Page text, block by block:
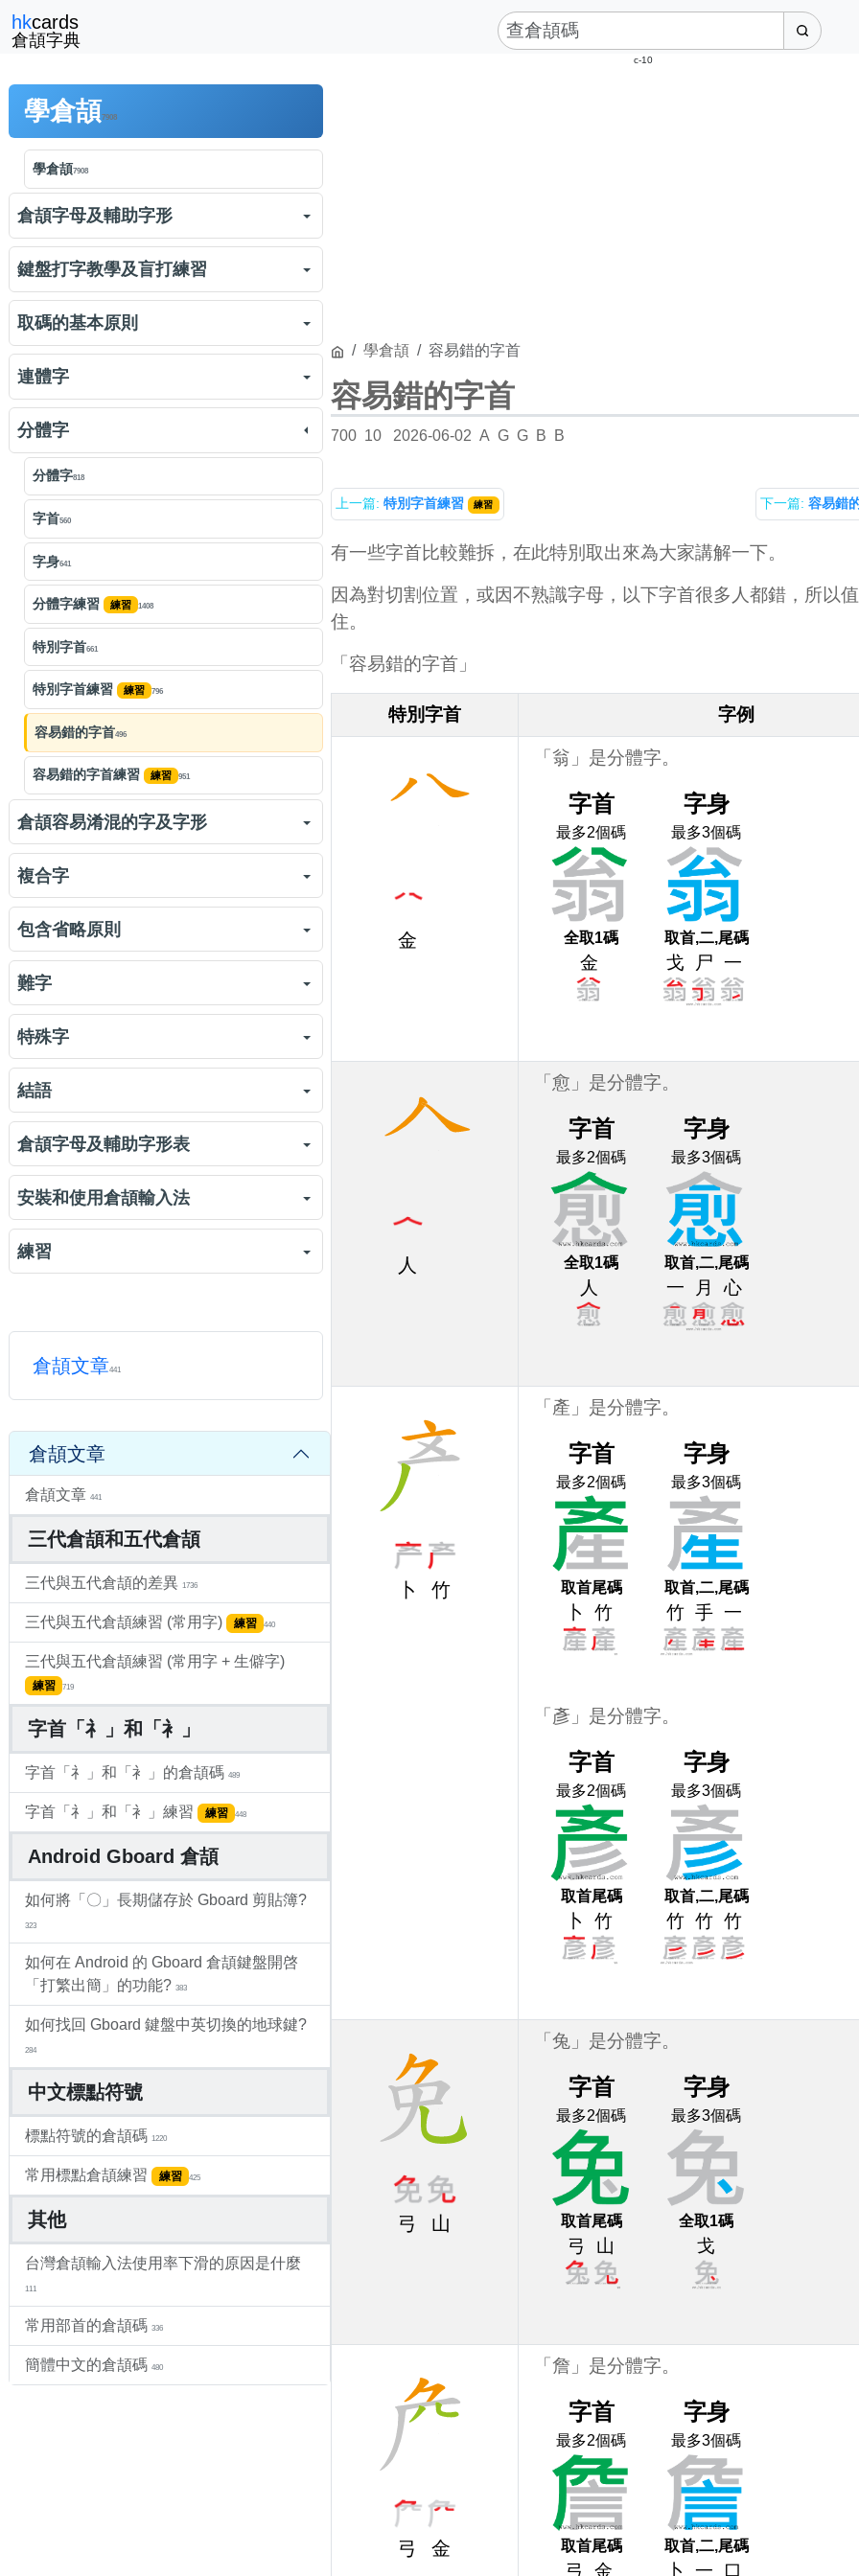
hkcards
倉頡字典
學倉頡7908
學倉頡7908
倉頡字母及輔助字形
倉頡字母及輔助字形3575
倉頡對字的切割
倉頡字母「日月金木水火土」2682
倉頡練習：日月金木水火土
倉頡字母「竹戈十大中一弓」
倉頡練習：竹戈十大中一弓
倉頡字母「人心手口」
倉頡練習：人心手口
倉頡字母「尸廿山女田卜」
倉頡練習：尸廿山女田卜
倉頡「難」鍵966
輸入倉頡字母所代表的字
倉頡字母及輔助字形練習
鍵盤打字教學及盲打練習
鍵盤打字教學1688
倉頡盲打練習 練習
取碼的基本原則
倉頡取碼的基本原則
倉頡初階練習 練習
連體字
連體字
連體字練習
倉頡輔助字形的倉頡碼
分體字
分體字818
字首560
字身641
分體字練習 練習 1408
特別字首661
特別字首練習 練習 796
容易錯的字首496
容易錯的字首練習 練習 951
倉頡容易淆混的字及字形
倉頡字形 vs 香港小學字形
倉頡裏一些容易混淆的字形
複合字
複合字671
複合字練習 練習
包含省略原則
包含省略原則
包含省略原則練習 (1) 練習
包含省略原則練習 (2) 練習
難字
難字593
難字練習 練習
特殊字
特殊字
特殊字練習 練習
結語
結語370
倉頡字母及輔助字形表
下載倉頡字母及輔助字形表
安裝和使用倉頡輸入法
三大主流作業系統的倉頡輸入法
在 Win11 使用「微軟倉頡」輸入中文592
Android 的「Gboard 鍵盤」倉頡
方法
練習
倉頡文章441
倉頡文章
倉頡文章 441
三代倉頡和五代倉頡
三代與五代倉頡的差異 1736
三代與五代倉頡練習 (常用字) 練習 440
三代與五代倉頡練習 (常用字 + 生僻字)
練習 719
字首「礻」和「衤」
字首「礻」和「衤」的倉頡碼 489
字首「礻」和「衤」練習 練習 448
Android Gboard 倉頡
如何將「〇」長期儲存於 Gboard 剪貼簿?
323
如何在 Android 的 Gboard 倉頡鍵盤開啓
「打繁出簡」的功能? 383
如何找回 Gboard 鍵盤中英切換的地球鍵?
284
中文標點符號
標點符號的倉頡碼 1220
常用標點倉頡練習 練習 425
其他
台灣倉頡輸入法使用率下滑的原因是什麼
111
常用部首的倉頡碼 336
簡體中文的倉頡碼 480
c-10
學倉頡 容易錯的字首
容易錯的字首
700 10 2026-06-02 A G G B B
上一篇: 特別字首練習 練習 下一篇: 容易錯
有一些字首比較難拆，在此特別取出來為大家講解一下。
因為對切割位置，或因不熟識字母，以下字首很多人都錯，所以
住。
「容易錯的字首」
特別字首 字例
金
「翁」是分體字。
字首 字身
最多2個碼 最多3個碼
全取1碼 取首,二,尾碼
金 戈 尸 一
人
「愈」是分體字。
字首 字身
最多2個碼 最多3個碼
全取1碼 取首,二,尾碼
人 一 月 心
卜 竹
「產」是分體字。
字首 字身
最多2個碼 最多3個碼
取首尾碼 取首,二,尾碼
卜 竹 竹 手 一
「彥」是分體字。
字首 字身
最多2個碼 最多3個碼
取首尾碼 取首,二,尾碼
卜 竹 竹 竹 竹
弓 山
「兔」是分體字。
字首 字身
最多2個碼 最多3個碼
取首尾碼 全取1碼
弓 山 戈
弓 金
「詹」是分體字。
字首 字身
最多2個碼 最多3個碼
取首尾碼 取首,二,尾碼
弓 金 卜 一 口